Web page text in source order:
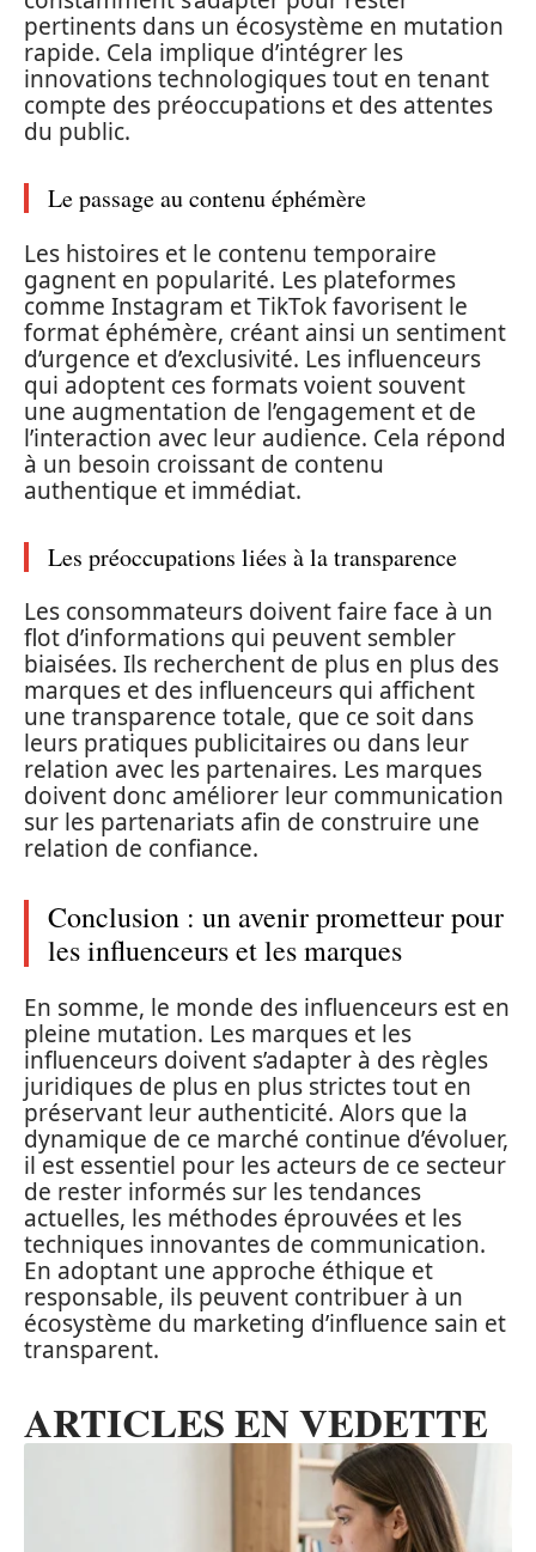
pertinents dans un écosystème en mutation
rapide. Cela implique d’intégrer les
innovations technologiques tout en tenant
compte des préoccupations et des attentes
du public.
Le passage au contenu éphémère
Les histoires et le contenu temporaire
gagnent en popularité. Les plateformes
comme Instagram et TikTok favorisent le
format éphémère, créant ainsi un sentiment
d’urgence et d’exclusivité. Les influenceurs
qui adoptent ces formats voient souvent
une augmentation de l’engagement et de
l’interaction avec leur audience. Cela répond
à un besoin croissant de contenu
authentique et immédiat.
Les préoccupations liées à la transparence
Les consommateurs doivent faire face à un
flot d’informations qui peuvent sembler
biaisées. Ils recherchent de plus en plus des
marques et des influenceurs qui affichent
une transparence totale, que ce soit dans
leurs pratiques publicitaires ou dans leur
relation avec les partenaires. Les marques
doivent donc améliorer leur communication
sur les partenariats afin de construire une
relation de confiance.
Conclusion : un avenir prometteur pour
les influenceurs et les marques
En somme, le monde des influenceurs est en
pleine mutation. Les marques et les
influenceurs doivent s’adapter à des règles
juridiques de plus en plus strictes tout en
préservant leur authenticité. Alors que la
dynamique de ce marché continue d’évoluer,
il est essentiel pour les acteurs de ce secteur
de rester informés sur les tendances
actuelles, les méthodes éprouvées et les
techniques innovantes de communication.
En adoptant une approche éthique et
responsable, ils peuvent contribuer à un
écosystème du marketing d’influence sain et
transparent.
ARTICLES EN VEDETTE